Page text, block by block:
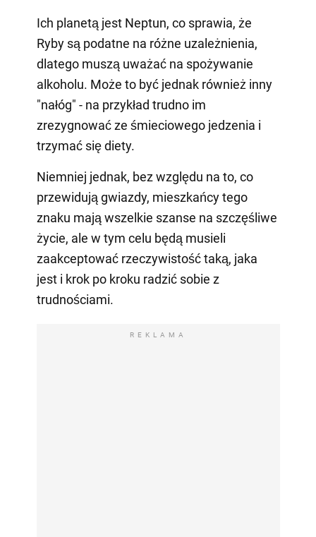
Ich planetą jest Neptun, co sprawia, że
Ryby są podatne na różne uzależnienia,
dlatego muszą uważać na spożywanie
alkoholu. Może to być jednak również inny
"nałóg" - na przykład trudno im
zrezygnować ze śmieciowego jedzenia i
trzymać się diety.
Niemniej jednak, bez względu na to, co
przewidują gwiazdy, mieszkańcy tego
znaku mają wszelkie szanse na szczęśliwe
życie, ale w tym celu będą musieli
zaakceptować rzeczywistość taką, jaka
jest i krok po kroku radzić sobie z
trudnościami.
REKLAMA